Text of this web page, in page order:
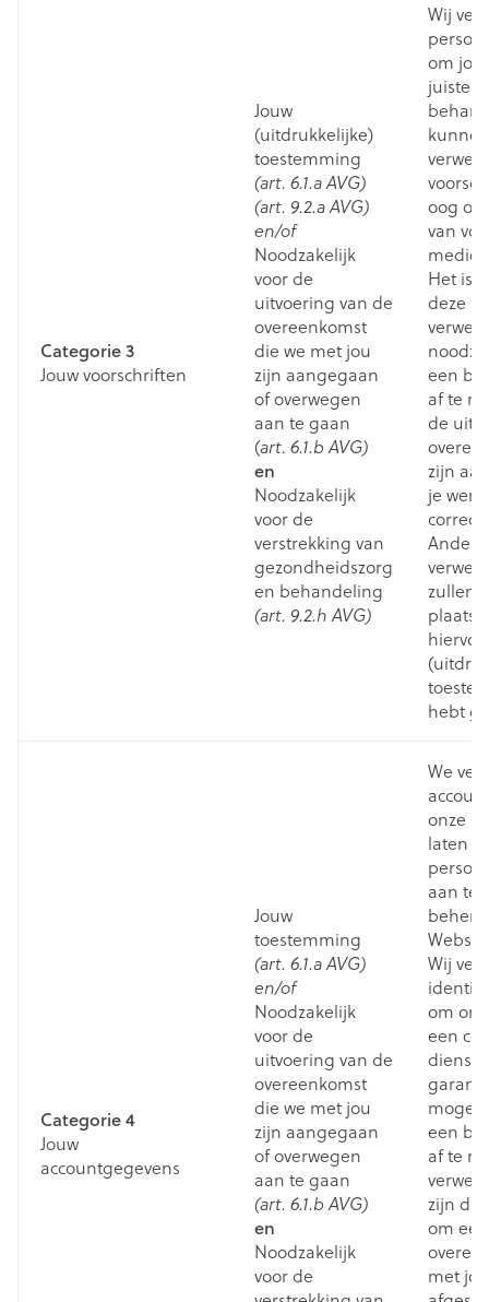
Categorie 3
Jouw voorschriften
Jouw
(uitdrukkelijke)
toestemming
(art. 6.1.a AVG)
(art. 9.2.a AVG)
en/of
Noodzakelijk
voor de
uitvoering van de
overeenkomst
die we met jou
zijn aangegaan
of overwegen
aan te gaan
(art. 6.1.b AVG)
en
Noodzakelijk
voor de
verstrekking van
gezondheidszorg
en behandeling
(art. 9.2.h AVG)
Wij
om jou
juiste
oog op
van
Het is
deze
een
af te
de
zijn
je
correct
Andere
zullen
hebt
Categorie 4
Jouw
accountgegevens
Jouw
toestemming
(art. 6.1.a AVG)
en/of
Noodzakelijk
voor de
uitvoering van de
overeenkomst
die we met jou
zijn aangegaan
of overwegen
aan te gaan
(art. 6.1.b AVG)
en
Noodzakelijk
voor de
We
onze
laten
aan te
Wij
om
een
een
af te
zijn
om
met